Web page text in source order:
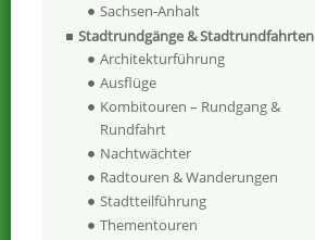
Sachsen-Anhalt
Stadtrundgänge & Stadtrundfahrten
Architekturführung
Ausflüge
Kombitouren – Rundgang &
Rundfahrt
Nachtwächter
Radtouren & Wanderungen
Stadtteilführung
Thementouren